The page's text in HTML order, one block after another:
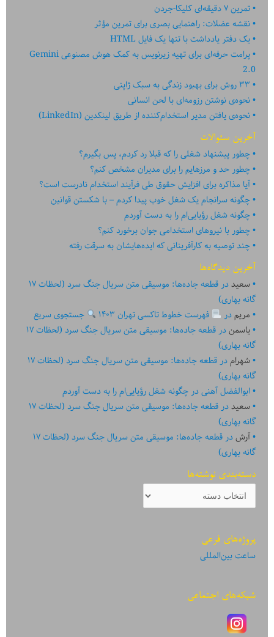
تمرین ۷ دقیقه‌ای کلیکا-جردن
نقشه عضلات: راهنمایی بصری برای تمرین مؤثر
یک دفتر یادداشت با تنها یک فایل HTML
پرامت حرفه‌ای برای تهیه زیرنویس به کمک هوش مصنوعی Gemini
2.0
۳۳ روش برای بهبود زندگی به سبک ژاپنی
نحوه‌ی نوشتن رزومه‌ای با لحن انسانی
نحوه‌ی یافتن مدیر استخدام‌کننده از طریق لینکدین (LinkedIn)
آخرین سئوالات
چطور پیشنهاد شغلی را که قبلا رد کردم، پس بگیرم؟
چطور حد و مرزهایم را برای مدیران مشخص کنم؟
آیا مذاکره برای افزایش حقوق طی فرآیند استخدام نادرست است؟
چگونه سرانجام یک شغل خوب پیدا کردم – با شکستن قوانین
چگونه شغل رؤیایی‌ام را به دست آوردم
چطور با نیروهای استخدامی جوان برخورد کنم؟
چند توصیه به کارآفرینانی که ایده‏‏‌‏‏‌هایشان به سرقت رفته
آخرین دیدگاه‌ها
سعیددر
قطعه جاده‌ها: موسیقی متن سریال جنگ سرد (لحظات ۱۷
گانه بهاری)
مریمدر فهرست خطوط تاکسی تهران ۱۴۰۳
جستجوی سریع
یاسمندر
قطعه جاده‌ها: موسیقی متن سریال جنگ سرد (لحظات ۱۷
گانه بهاری)
شهرامدر
قطعه جاده‌ها: موسیقی متن سریال جنگ سرد (لحظات ۱۷
گانه بهاری)
ابوالفضل آهنیدر چگونه شغل رؤیایی‌ام را به دست آوردم
سعیددر
قطعه جاده‌ها: موسیقی متن سریال جنگ سرد (لحظات ۱۷
گانه بهاری)
آرشدر
قطعه جاده‌ها: موسیقی متن سریال جنگ سرد (لحظات ۱۷
گانه بهاری)
دسته‌بندی نوشته‌ها
دسته‌بندی
نوشته‌ها
پروژه‌های فرعی
ساعت بین‌المللی
شبکه‌های اجتماعی